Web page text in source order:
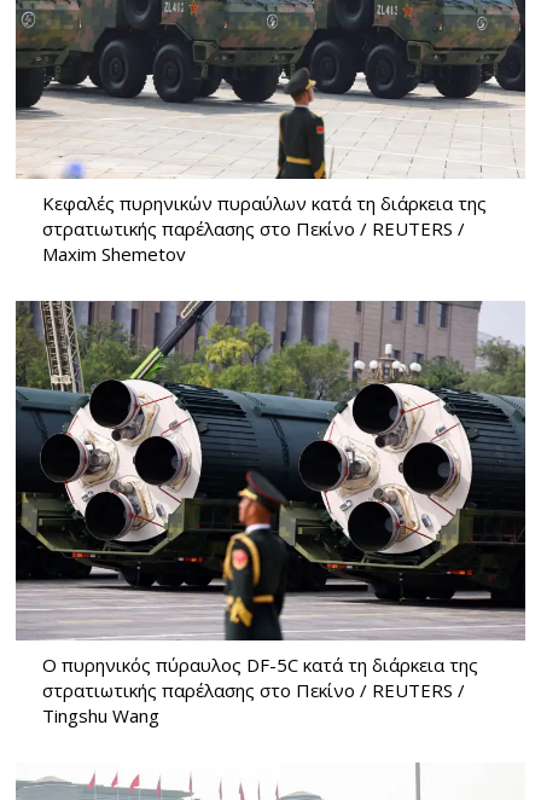
Kεφαλές πυρηνικών πυραύλων κατά τη διάρκεια της
στρατιωτικής παρέλασης στο Πεκίνο / REUTERS /
Maxim Shemetov
Ο πυρηνικός πύραυλος DF-5C κατά τη διάρκεια της
στρατιωτικής παρέλασης στο Πεκίνο / REUTERS /
Tingshu Wang